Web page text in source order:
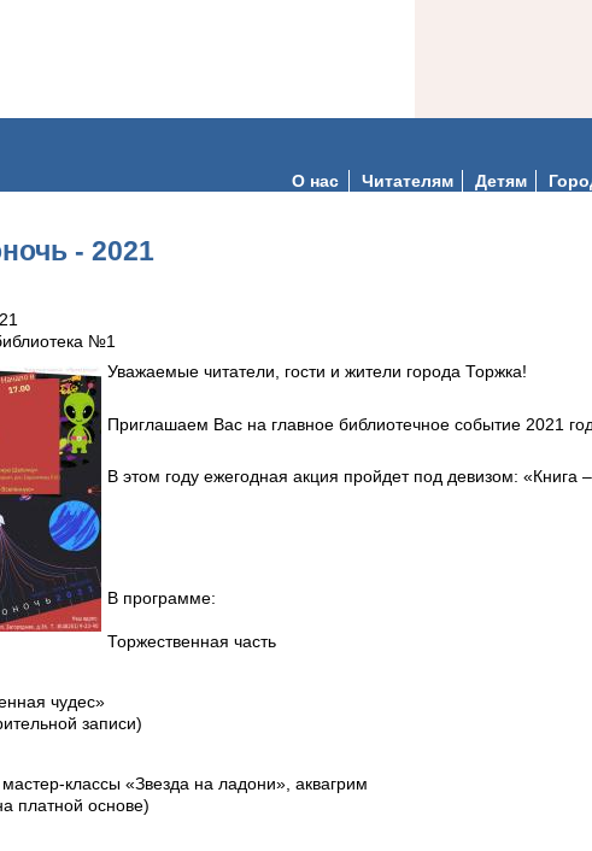
О нас Читателям Детям
- 2021
№1
Уважаемые читатели, гости и жители города Торжка!
Приглашаем Вас на главное библиотечное событие 2021
В этом году ежегодная акция пройдет под девизом: «Книга
В программе:
Торжественная часть
чудес»
записи)
классы «Звезда на ладони», аквагрим
платной основе)